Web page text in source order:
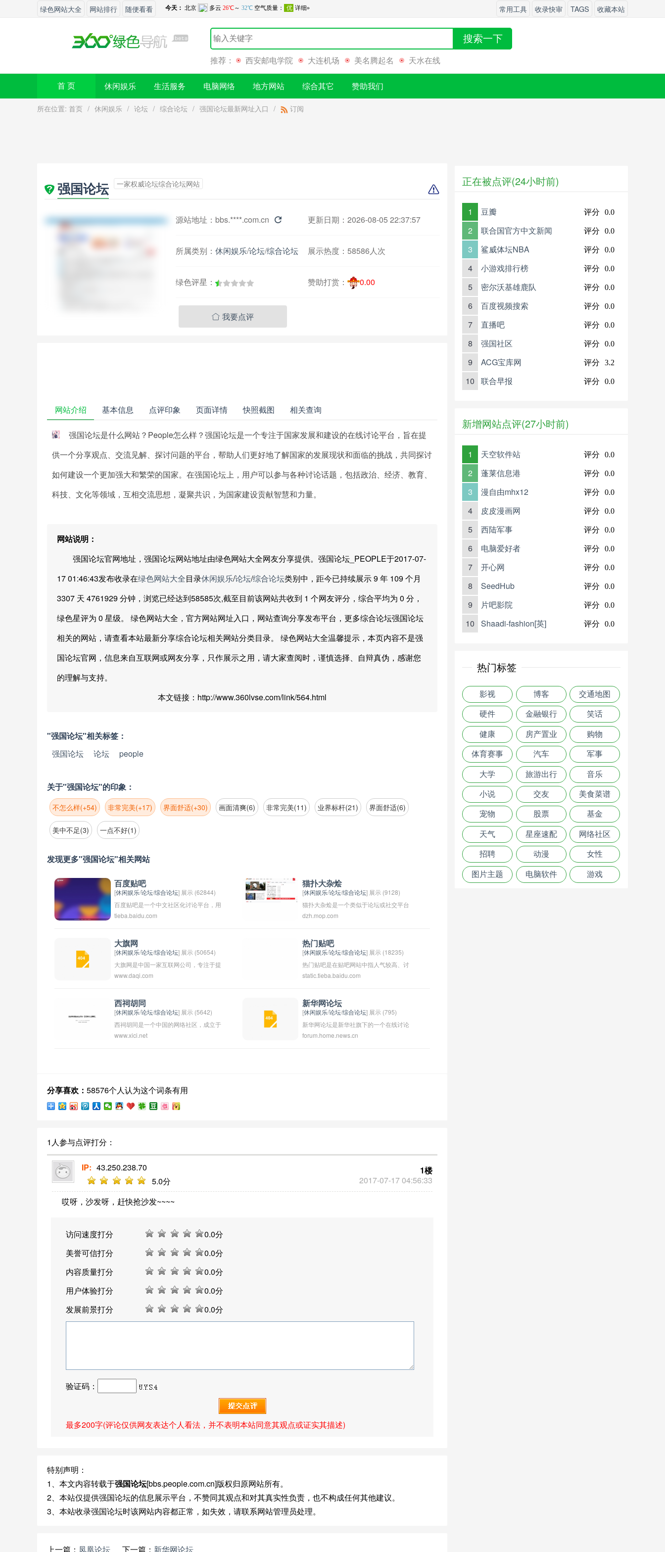
绿色网站大全 网站排行 随便看看 常用工具 收录快审 TAGS 收藏本站
搜索一下
推荐： 西安邮电学院 大连机场 美名腾起名 天水在线
首 页 休闲娱乐 生活服务 电脑网络 地方网站 综合其它 赞助我们
所在位置: 首页 / 休闲娱乐 / 论坛 / 综合论坛 / 强国论坛最新网址入口 / 订阅
强国论坛 一家权威论坛综合论坛网站
源站地址： bbs.****.com.cn  更新日期：2026-08-05 22:37:57
所属类别： 休闲娱乐/论坛/综合论坛 展示热度： 58586人次
绿色评星： 赞助打赏： 0.00
 我要点评
网站介绍 基本信息 点评印象 页面详情 快照截图 相关查询
强国论坛是什么网站？People怎么样？强国论坛是一个专注于国家发展和建设的在线讨论平台，旨在提
供一个分享观点、交流见解、探讨问题的平台，帮助人们更好地了解国家的发展现状和面临的挑战，共同探讨
如何建设一个更加强大和繁荣的国家。在强国论坛上，用户可以参与各种讨论话题，包括政治、经济、教育、
科技、文化等领域，互相交流思想，凝聚共识，为国家建设贡献智慧和力量。
网站说明：
强国论坛官网地址，强国论坛网站地址由绿色网站大全网友分享提供。强国论坛_PEOPLE于2017-07-
17 01:46:43发布收录在绿色网站大全目录休闲娱乐/论坛/综合论坛类别中，距今已持续展示 9 年 109 个月
3307 天 4761929 分钟，浏览已经达到58585次,截至目前该网站共收到 1 个网友评分，综合平均为 0 分，
绿色星评为 0 星级。 绿色网站大全，官方网站网址入口，网站查询分享发布平台，更多综合论坛强国论坛
相关的网站，请查看本站最新分享综合论坛相关网站分类目录。 绿色网站大全温馨提示，本页内容不是强
国论坛官网，信息来自互联网或网友分享，只作展示之用，请大家查阅时，谨慎选择、自辩真伪，感谢您
的理解与支持。
本文链接：http://www.360lvse.com/link/564.html
"强国论坛"相关标签：
强国论坛
论坛 people
关于"强国论坛"的印象：
不怎么样(+54) 非常完美(+17) 界面舒适(+30) 画面清爽(6) 非常完美(11) 业界标杆(21) 界面舒适(6)
美中不足(3) 一点不好(1)
发现更多"强国论坛"相关网站
百度贴吧
[休闲娱乐/论坛/综合论坛] 展示 (62844)
百度贴吧是一个中文社区化讨论平台，用
户可以在不同的贴吧中讨论自己感兴趣的
等。百度贴吧提供了各种主题的贴吧，涵
盖了几乎所有领域的讨论内容，用户可以
自由在其中参与讨论或者创建新的贴吧。
百度贴吧是中国最大的贴吧社区，拥有庞
互联网上一个独具特色的社区平台。
tieba.baidu.com
猫扑大杂烩
[休闲娱乐/论坛/综合论坛] 展示 (9128)
猫扑大杂烩是一个类似于论坛或社交平台
的网站，提供各种各样的内容，包括新
在这里分享自己的观点、发布图片和视
频，评论他人的帖子等。网站的名字意味
着杂乱但有趣的内容，吸引了大量的用
户。
dzh.mop.com
大旗网
[休闲娱乐/论坛/综合论坛] 展示 (50654)
大旗网是中国一家互联网公司，专注于提
供新闻、资讯、社区服务等内容。公司成
于打造一个全面、深入、独具特色的网络
信息平台，为用户提供最新、最全、最真
实的资讯服务。在业界有一定的知名度和
影响力。
www.daqi.com
热门贴吧
[休闲娱乐/论坛/综合论坛] 展示 (18235)
热门贴吧是在贴吧网站中指人气较高、讨
论活跃度较高的贴吧板块。用户可以通过
和热门讨论。在热门贴吧中，用户可以发
表自己的观点、交流经验，也可以获取其
他用户的意见和建议。热门贴吧通常会有
很多精彩的帖子和讨论，吸引着众多用户
static.tieba.baidu.com
西祠胡同
[休闲娱乐/论坛/综合论坛] 展示 (5642)
西祠胡同是一个中国的网络社区，成立于
2004年。它是一个独立开放的讨论平台，
涵盖了各种不同的话题，吸引了大量关注
的集散地，让人们可以在这里交流看法，
www.xici.net
新华网论坛
[休闲娱乐/论坛/综合论坛] 展示 (795)
新华网论坛是新华社旗下的一个在线讨论
平台，为网民提供了一个交流思想、观点
forum.home.news.cn
分享喜欢： 58576个人认为这个词条有用
1人参与点评打分：
2017-07-17 04:56:33
1楼
IP: 43.250.238.70
5.0分
哎呀，沙发呀，赶快抢沙发~~~~
访问速度打分 0.0分
美誉可信打分
0.0分
内容质量打分
0.0分
用户体验打分
0.0分
发展前景打分
0.0分
验证码：
最多200字(评论仅供网友表达个人看法，并不表明本站同意其观点或证实其描述)
特别声明：
1、本文内容转载于强国论坛[bbs.people.com.cn]版权归原网站所有。
2、本站仅提供强国论坛的信息展示平台，不赞同其观点和对其真实性负责，也不构成任何其他建议。
3、本站收录强国论坛时该网站内容都正常，如失效，请联系网站管理员处理。
上一篇： 凤凰论坛 下一篇： 新华网论坛
正在被点评(24小时前)
1 豆瓣 评分 0.0
2 联合国官方中文新闻 评分 0.0
3 鲨威体坛NBA 评分 0.0
4 小游戏排行榜 评分 0.0
5 密尔沃基雄鹿队 评分 0.0
6 百度视频搜索 评分 0.0
7 直播吧 评分 0.0
8 强国社区 评分 0.0
9 ACG宝库网 评分 3.2
10 联合早报 评分 0.0
新增网站点评(27小时前)
1 天空软件站 评分 0.0
2 蓬莱信息港 评分 0.0
3 漫自由mhx12 评分 0.0
4 皮皮漫画网 评分 0.0
5 西陆军事 评分 0.0
6 电脑爱好者 评分 0.0
7 开心网 评分 0.0
8 SeedHub 评分 0.0
9 片吧影院 评分 0.0
10 Shaadi-fashion[英] 评分 0.0
热门标签
影视 博客 交通地图
硬件 金融银行 笑话
健康 房产置业 购物
体育赛事 汽车 军事
大学 旅游出行 音乐
小说 交友 美食菜谱
宠物 股票 基金
天气 星座速配 网络社区
招聘 动漫 女性
图片主题 电脑软件 游戏